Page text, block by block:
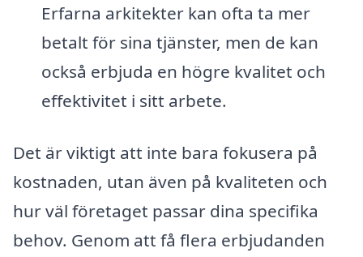
Erfarna arkitekter kan ofta ta mer
betalt för sina tjänster, men de kan
också erbjuda en högre kvalitet och
effektivitet i sitt arbete.
Det är viktigt att inte bara fokusera på
kostnaden, utan även på kvaliteten och
hur väl företaget passar dina specifika
behov. Genom att få flera erbjudanden